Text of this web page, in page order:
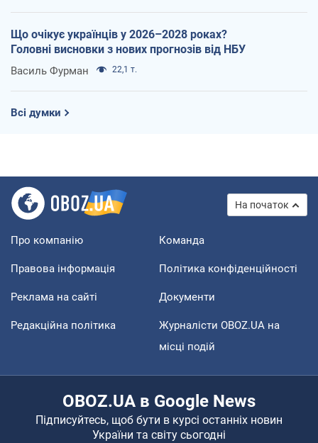
Що очікує українців у 2026–2028 роках?
Головні висновки з нових прогнозів від НБУ
Василь Фурман 22,1 т.
Всі думки
На початок
Про компанію Команда
Правова інформація Політика конфіденційності
Реклама на сайті Документи
Редакційна політика
Журналісти OBOZ.UA на
місці подій
OBOZ.UA в Google News
Підписуйтесь, щоб бути в курсі останніх новин
України та світу сьогодні